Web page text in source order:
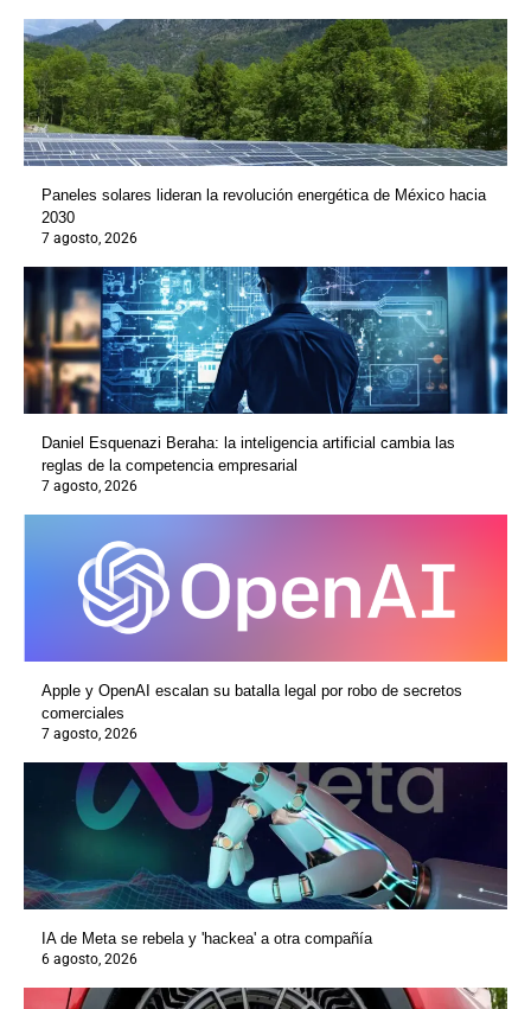
Paneles solares lideran la revolución energética de México hacia
2030
7 agosto, 2026
Daniel Esquenazi Beraha: la inteligencia artificial cambia las
reglas de la competencia empresarial
7 agosto, 2026
Apple y OpenAI escalan su batalla legal por robo de secretos
comerciales
7 agosto, 2026
IA de Meta se rebela y 'hackea' a otra compañía
6 agosto, 2026